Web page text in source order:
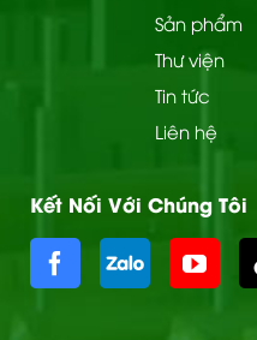
Sản phẩm
Thư viện
Tin tức
Liên hệ
Kết Nối Với Chúng Tôi